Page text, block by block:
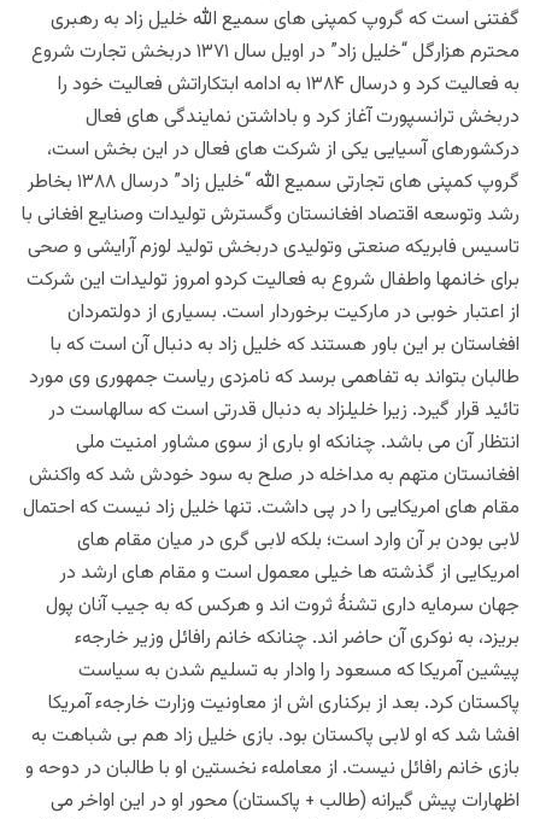
گفتنی است که گروپ کمپنی های سمیع الله خلیل زاد به رهبری
محترم هزارگل “خلیل زاد” در اویل سال ۱۳۷۱ دربخش تجارت شروع
به فعالیت کرد و درسال ۱۳۸۴ به ادامه ابتکاراتش فعالیت خود را
دربخش ترانسپورت آغاز کرد و باداشتن نمایندگی های فعال
درکشورهای آسیایی یکی از شرکت های فعال در این بخش است،
گروپ کمپنی های تجارتی سمیع الله “خلیل زاد” درسال ۱۳۸۸ بخاطر
رشد وتوسعه اقتصاد افغانستان وگسترش تولیدات وصنایع افغانی با
تاسیس فابریکه صنعتی وتولیدی دربخش تولید لوزم آرایشی و صحی
برای خانمها واطفال شروع به فعالیت کردو امروز تولیدات این شرکت
از اعتبار خوبی در مارکیت برخوردار است. بسیاری از دولتمردان
افغاستان بر این باور هستند که خلیل زاد به دنبال آن است که با
طالبان بتواند به تفاهمی برسد که نامزدی ریاست جمهوری وی مورد
تائید قرار گیرد. زیرا خلیلزاد به دنبال قدرتی است که سالهاست در
انتظار آن می باشد. چنانکه او باری از سوی مشاور امنیت ملی
افغانستان متهم به مداخله در صلح به سود خودش شد که واکنش
مقام های امریکایی را در پی داشت. تنها خلیل زاد نیست که احتمال
لابی بودن بر آن وارد است؛ بلکه لابی گری در میان مقام های
امریکایی از گذشته ها خیلی معمول است و مقام های ارشد در
جهان سرمایه داری تشنۀ ثروت اند و هرکس که به جیب آنان پول
بریزد، به نوکری آن حاضر اند. چنانکه خانم رافائل وزیر خارجهء
پیشین آمریکا که مسعود را وادار به تسلیم شدن به سیاست
پاکستان کرد. بعد از برکناری اش از معاونیت وزارت خارجهء آمریکا
افشا شد که او لابی پاکستان بود. بازی خلیل زاد هم بی شباهت به
بازی خانم رافائل نیست. از معاملهء نخستین او با طالبان در دوحه و
اظهارات پیش گیرانه (طالب + پاکستان) محور او در این اواخر می